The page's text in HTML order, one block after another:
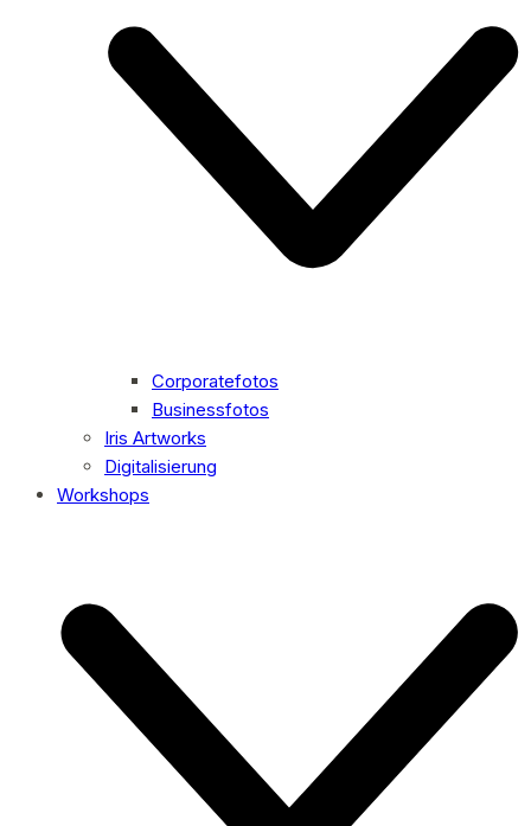
Corporatefotos
Businessfotos
Iris Artworks
Digitalisierung
Workshops